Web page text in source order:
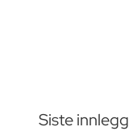
Siste innlegg